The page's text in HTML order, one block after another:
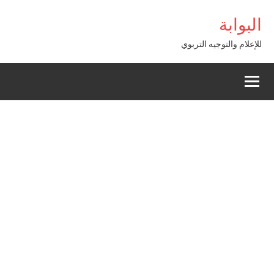
contenu
البوابة
للإعلام والتوجيه التربوي